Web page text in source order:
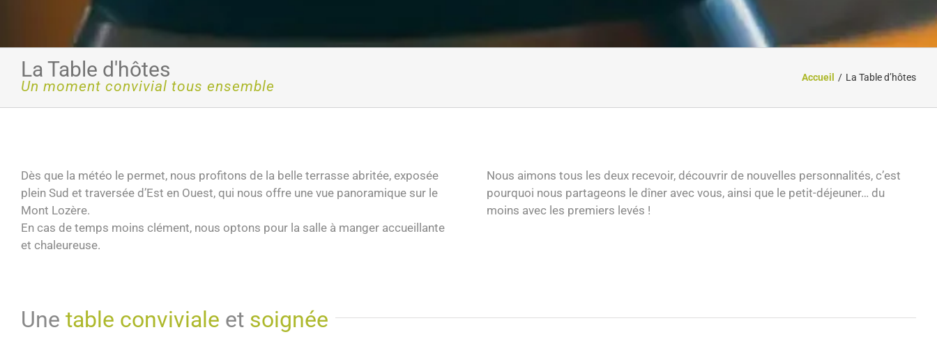
La Table d'hôtes
Un moment convivial tous ensemble
Accueil La Table d’hôtes
Dès que la météo le permet, nous profitons de la belle terrasse abritée, exposée
plein Sud et traversée d’Est en Ouest, qui nous offre une vue panoramique sur le
Mont Lozère.
En cas de temps moins clément, nous optons pour la salle à manger accueillante
et chaleureuse.
Nous aimons tous les deux recevoir, découvrir de nouvelles personnalités, c’est
pourquoi nous partageons le dîner avec vous, ainsi que le petit-déjeuner… du
moins avec les premiers levés !
Une table conviviale et soignée